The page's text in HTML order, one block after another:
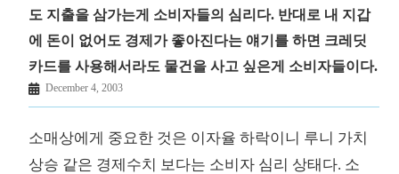
도 지출을 삼가는게 소비자들의 심리다. 반대로 내 지갑
에 돈이 없어도 경제가 좋아진다는 얘기를 하면 크레딧
카드를 사용해서라도 물건을 사고 싶은게 소비자들이다.
December 4, 2003
소매상에게 중요한 것은 이자율 하락이니 루니 가치
상승 같은 경제수치 보다는 소비자 심리 상태다. 소